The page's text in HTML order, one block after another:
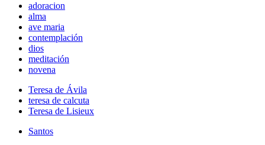
adoracion
alma
ave maria
contemplación
dios
meditación
novena
Teresa de Ávila
teresa de calcuta
Teresa de Lisieux
Santos